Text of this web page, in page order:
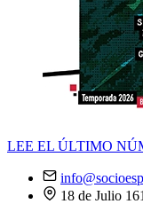
LEE EL ÚLTIMO
18 de Julio